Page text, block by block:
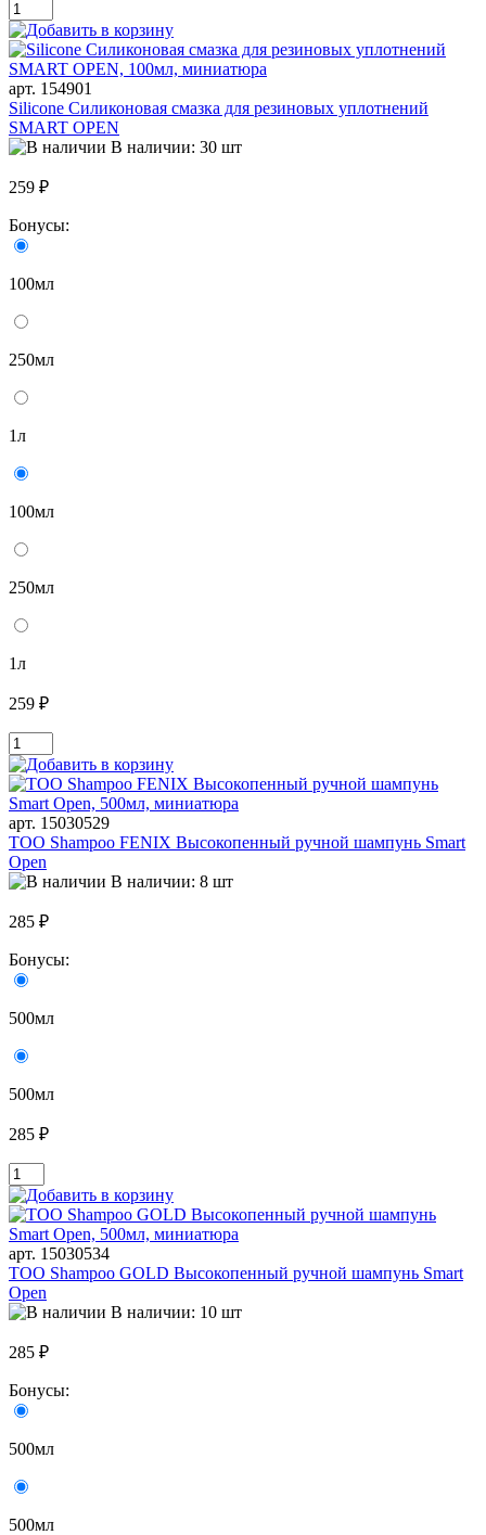
арт. 154901
Silicone Силиконовая смазка для резиновых уплотнений
SMART OPEN
В наличии: 30 шт
259 ₽
Бонусы:
100мл
250мл
1л
100мл
250мл
1л
259 ₽
арт. 15030529
TOO Shampoo FENIX Высокопенный ручной шампунь Smart
Open
В наличии: 8 шт
285 ₽
Бонусы:
500мл
500мл
285 ₽
арт. 15030534
TOO Shampoo GOLD Высокопенный ручной шампунь Smart
Open
В наличии: 10 шт
285 ₽
Бонусы:
500мл
500мл